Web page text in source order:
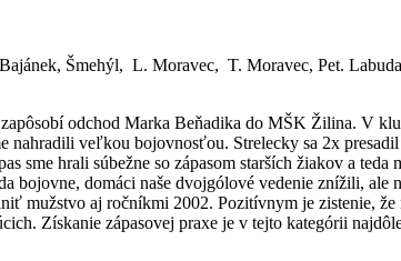
Šmehýl, L. Moravec, T. Moravec, Pet.
odchod Marka Beňadika do MŠK Žilina. V
veľkou bojovnosťou. Strelecky sa 2x
sme hrali súbežne so zápasom starších žiakov a
domáci naše dvojgólové vedenie znížili, ale
mužstvo aj ročníkmi 2002. Pozitívnym je zistenie,
Získanie zápasovej praxe je v tejto kategórii